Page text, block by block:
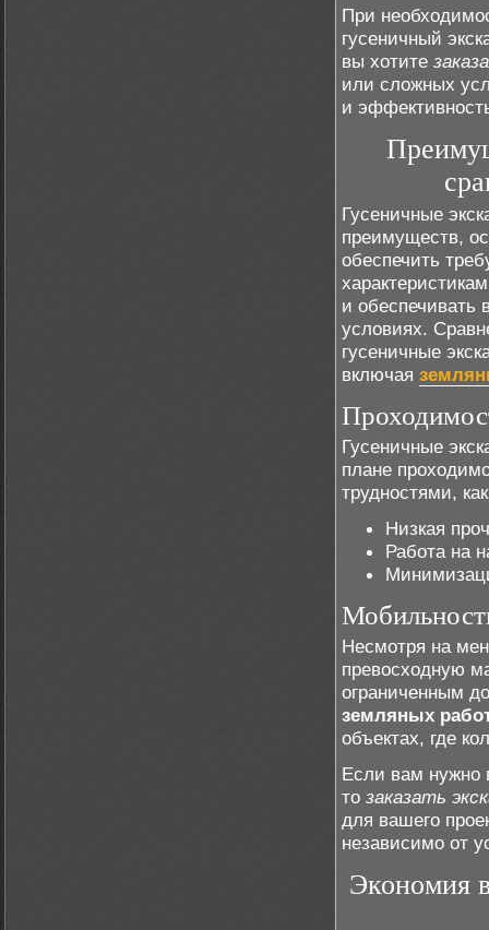
При
гусеничный
вы хотите
или сложных
и
Гусеничные
преимуществ,
обеспечить
и обеспечивать
условиях.
гусеничные
включая
Гусеничные
плане
трудностями,
Низкая
Работа на
Несмотря на
превосходную
ограниченным
земляных
объектах, где
Если вам нужно
то заказать
для вашего
независимо от
Экономия